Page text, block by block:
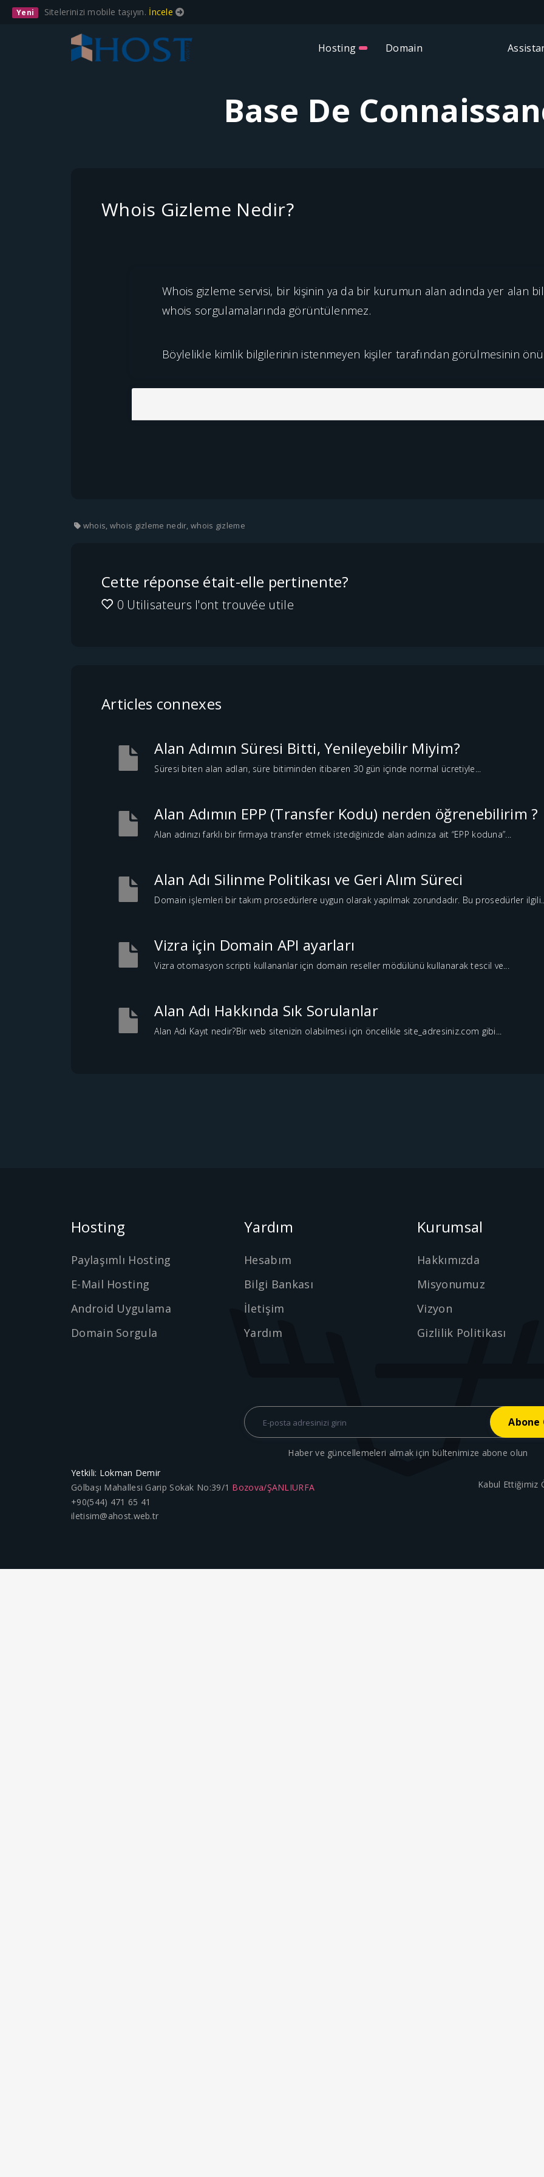
Yeni Sitelerinizi mobile taşıyın. İncele
Hosting Domain
Base De
Whois Gizleme Nedir?
Whois gizleme servisi, bir kişinin ya da bir kurumun alan adında yer alan
whois sorgulamalarında görüntülenmez.
Böylelikle kimlik bilgilerinin istenmeyen kişiler tarafından görülmesinin
whois, whois gizleme nedir, whois gizleme
Cette réponse était-elle pertinente?
0 Utilisateurs l'ont trouvée utile
Articles connexes
Alan Adımın Süresi Bitti, Yenileyebilir Miyim?
Süresi biten alan adları, süre bitiminden itibaren 30 gün içinde normal ücretiyle...
Alan Adımın EPP (Transfer Kodu) nerden öğrenebilirim ?
Alan adınızı farklı bir firmaya transfer etmek istediğinizde alan adınıza ait “EPP koduna”...
Alan Adı Silinme Politikası ve Geri Alım Süreci
Domain işlemleri bir takım prosedürlere uygun olarak yapılmak zorundadır. Bu prosedürler
Vizra için Domain API ayarları
Vizra otomasyon scripti kullananlar için domain reseller mödülünü kullanarak tescil ve...
Alan Adı Hakkında Sık Sorulanlar
Alan Adı Kayıt nedir?Bir web sitenizin olabilmesi için öncelikle site_adresiniz.com gibi...
Hosting
Paylaşımlı Hosting
E-Mail Hosting
Android Uygulama
Domain Sorgula
Yardım
Hesabım
Bilgi Bankası
İletişim
Yardım
Kurumsal
Hakkımızda
Misyonumuz
Vizyon
Gizlilik Politikası
Haber ve güncellemeleri almak için bültenimize abone olun
Yetkili: Lokman Demir
Gölbaşı Mahallesi Garip Sokak No:39/1 Bozova/ŞANLIURFA
+90(544) 471 65 41
iletisim@ahost.web.tr
Kabul Ettiğimiz